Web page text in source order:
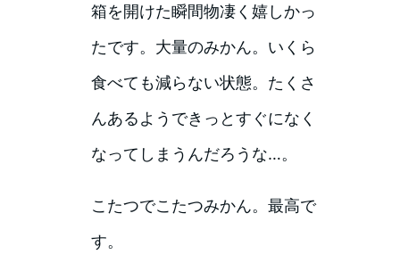
箱を開けた瞬間物凄く嬉しかっ
たです。大量のみかん。いくら
食べても減らない状態。たくさ
んあるようできっとすぐになく
なってしまうんだろうな…。
こたつでこたつみかん。最高で
す。